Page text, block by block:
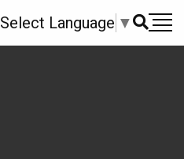
Select Language ▼